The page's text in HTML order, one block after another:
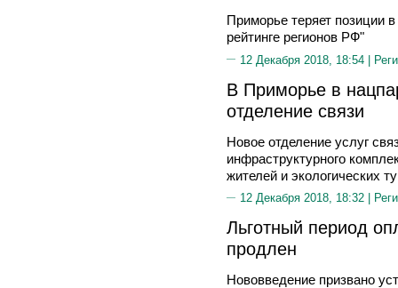
Приморье теряет позиции
рейтинге регионов РФ"
12 Декабря 2018, 18:54 |
В Приморье в
отделение связи
Новое отделение услуг
инфраструктурного
жителей и экологических
12 Декабря 2018, 18:32 |
Льготный период
продлен
Нововведение призвано